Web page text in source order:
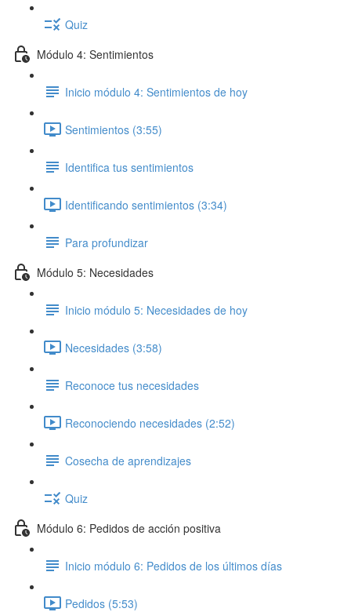
Quiz
Módulo 4: Sentimientos
Inicio módulo 4: Sentimientos de hoy
Sentimientos (3:55)
Identifica tus sentimientos
Identificando sentimientos (3:34)
Para profundizar
Módulo 5: Necesidades
Inicio módulo 5: Necesidades de hoy
Necesidades (3:58)
Reconoce tus necesidades
Reconociendo necesidades (2:52)
Cosecha de aprendizajes
Quiz
Módulo 6: Pedidos de acción positiva
Inicio módulo 6: Pedidos de los últimos días
Pedidos (5:53)